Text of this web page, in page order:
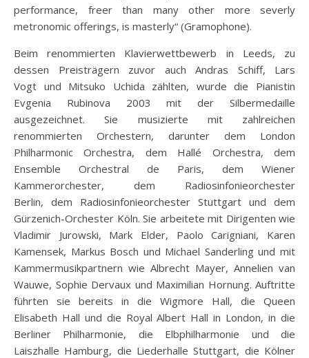
performance, freer than many other more severly
metronomic offerings, is masterly“ (Gramophone).
Beim renommierten Klavierwettbewerb in Leeds, zu
dessen Preisträgern zuvor auch Andras Schiff, Lars
Vogt und Mitsuko Uchida zählten, wurde die Pianistin
Evgenia Rubinova 2003 mit der Silbermedaille
ausgezeichnet. Sie musizierte mit zahlreichen
renommierten Orchestern, darunter dem London
Philharmonic Orchestra, dem Hallé Orchestra, dem
Ensemble Orchestral de Paris, dem Wiener
Kammerorchester, dem Radiosinfonieorchester
Berlin, dem Radiosinfonieorchester Stuttgart und dem
Gürzenich-Orchester Köln. Sie arbeitete mit Dirigenten wie
Vladimir Jurowski, Mark Elder, Paolo Carigniani, Karen
Kamensek, Markus Bosch und Michael Sanderling und mit
Kammermusikpartnern wie Albrecht Mayer, Annelien van
Wauwe, Sophie Dervaux und Maximilian Hornung. Auftritte
führten sie bereits in die Wigmore Hall, die Queen
Elisabeth Hall und die Royal Albert Hall in London, in die
Berliner Philharmonie, die Elbphilharmonie und die
Laiszhalle Hamburg, die Liederhalle Stuttgart, die Kölner